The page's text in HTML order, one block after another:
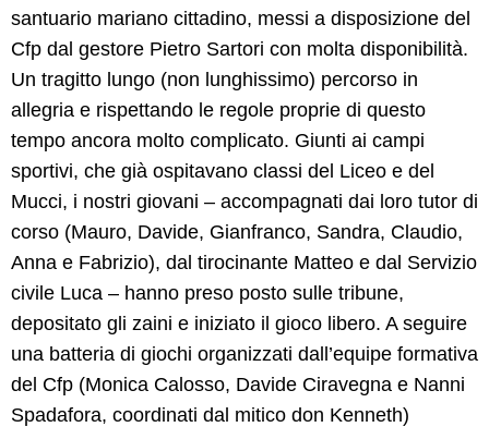
SETTORI
PROFESSIONALI
SERVIZI
AL
IL
CENTRO
PROGETTO
EDUCATIVO
ORIENTAMENTO
QUALITÀ
E
ACCREDITAMENTO
santuario mariano cittadino, messi a disposizione del
Cfp dal gestore Pietro Sartori con molta disponibilità.
Un tragitto lungo (non lunghissimo) percorso in
allegria e rispettando le regole proprie di questo
tempo ancora molto complicato. Giunti ai campi
sportivi, che già ospitavano classi del Liceo e del
Mucci, i nostri giovani – accompagnati dai loro tutor di
corso (Mauro, Davide, Gianfranco, Sandra, Claudio,
Anna e Fabrizio), dal tirocinante Matteo e dal Servizio
civile Luca – hanno preso posto sulle tribune,
depositato gli zaini e iniziato il gioco libero. A seguire
una batteria di giochi organizzati dall’equipe formativa
del Cfp (Monica Calosso, Davide Ciravegna e Nanni
Spadafora, coordinati dal mitico don Kenneth)